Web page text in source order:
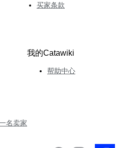
买家条款
名卖家
我的Catawiki
帮助中心